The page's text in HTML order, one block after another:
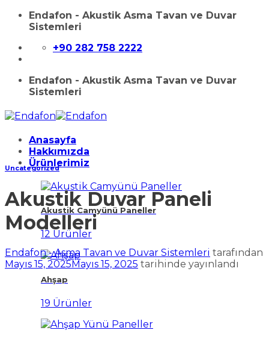
İçeriğeEndafon - Akustik Asma Tavan ve Duvar
Sistemleri
+90 282 758 2222
Endafon - Akustik Asma Tavan ve Duvar
Sistemleri
Anasayfa
Hakkımızda
Ürünlerimiz
Akustik Camyünü Paneller
12 Ürünler
Ahşap
19 Ürünler
Uncategorized
Akustik Duvar Paneli
Modelleri
Endafon - Asma Tavan ve Duvar Sistemleri tarafından
Mayıs 15, 2025 Mayıs 15, 2025 tarihinde yayınlandı